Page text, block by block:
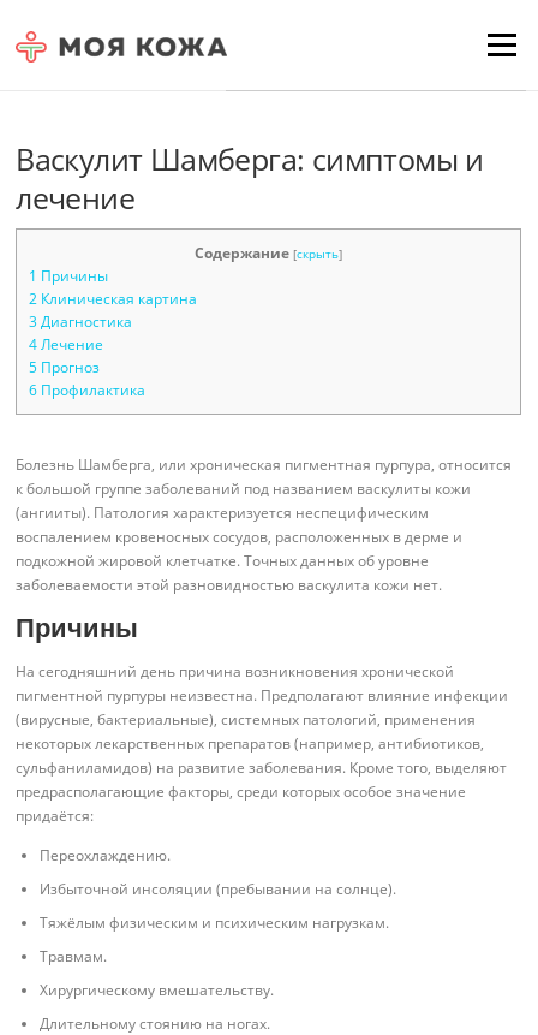
Menu
Васкулит Шамберга: симптомы и
лечение
Содержание [скрыть]
1 Причины
2 Клиническая картина
3 Диагностика
4 Лечение
5 Прогноз
6 Профилактика
Болезнь Шамберга, или хроническая пигментная пурпура, относится
к большой группе заболеваний под названием васкулиты кожи
(ангииты). Патология характеризуется неспецифическим
воспалением кровеносных сосудов, расположенных в дерме и
подкожной жировой клетчатке. Точных данных об уровне
заболеваемости этой разновидностью васкулита кожи нет.
Причины
На сегодняшний день причина возникновения хронической
пигментной пурпуры неизвестна. Предполагают влияние инфекции
(вирусные, бактериальные), системных патологий, применения
некоторых лекарственных препаратов (например, антибиотиков,
сульфаниламидов) на развитие заболевания. Кроме того, выделяют
предрасполагающие факторы, среди которых особое значение
придаётся:
Переохлаждению.
Избыточной инсоляции (пребывании на солнце).
Тяжёлым физическим и психическим нагрузкам.
Травмам.
Хирургическому вмешательству.
Длительному стоянию на ногах.
Для любых предложений по